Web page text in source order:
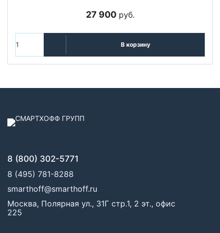
27 900руб.
В корзину
8 (800) 302-5771
8 (495) 781-8288
smarthoff@smarthoff.ru
Москва, Полярная ул., 31Г стр.1, 2 эт., офис
225